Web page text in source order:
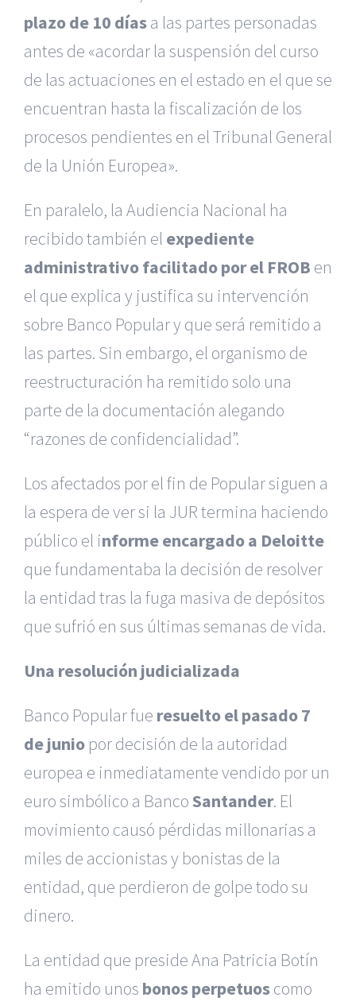
plazo de 10 díasa las partes personadas
antes de «acordar la suspensión del curso
de las actuaciones en el estado en el que se
encuentran hasta la fiscalización de los
procesos pendientes en el Tribunal General
de la Unión Europea».
En paralelo, la Audiencia Nacional ha
recibido también el expediente
administrativo facilitado por el FROB en
el que explica y justifica su intervención
sobre Banco Popular y que será remitido a
las partes. Sin embargo, el organismo de
reestructuración ha remitido solo una
parte de la documentación alegando
“razones de confidencialidad”.
Los afectados por el fin de Popular siguen a
la espera de ver si la JUR termina haciendo
público el informe encargado a Deloitte
que fundamentaba la decisión de resolver
la entidad tras la fuga masiva de depósitos
que sufrió en sus últimas semanas de vida.
Una resolución judicializada
Banco Popular fue resuelto el pasado 7
de junio por decisión de la autoridad
europea e inmediatamente vendido por un
euro simbólico a Banco Santander. El
movimiento causó pérdidas millonarias a
miles de accionistas y bonistas de la
entidad, que perdieron de golpe todo su
dinero.
La entidad que preside Ana Patricia Botín
ha emitido unos bonos perpetuoscomo